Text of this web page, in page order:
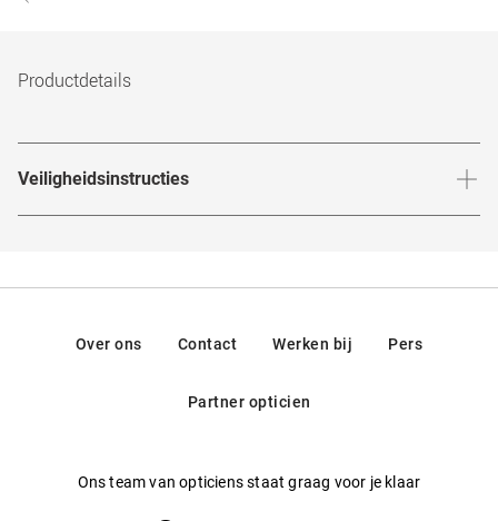
Productdetails
Veiligheidsinstructies
Over ons Contact Werken bij Pers
Partner opticien
Ons team van opticiens staat graag voor je klaar